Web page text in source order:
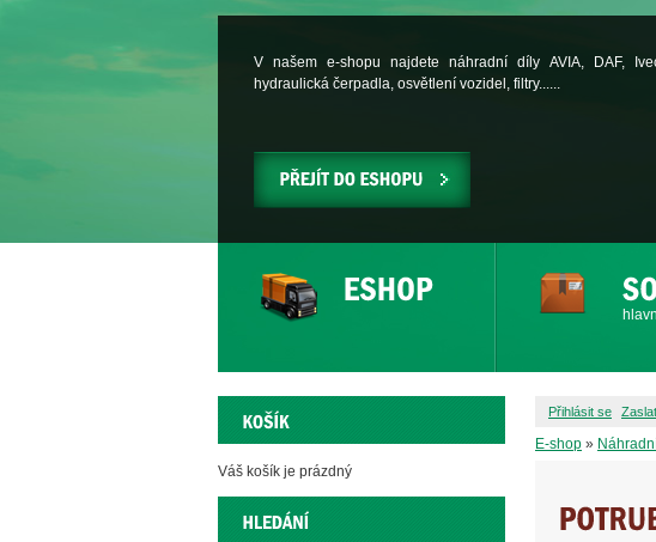
V našem e-shopu najdete náhradní díly AVIA, DAF,
hydraulická čerpadla, osvětlení vozidel, filtry......
Přihlásit se
E-shop »
Váš košík je prázdný